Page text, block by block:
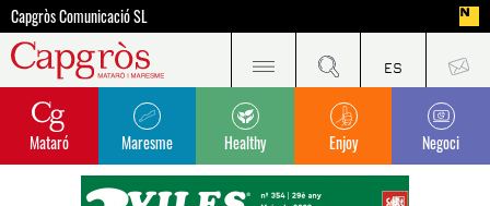
Capgròs Comunicació SL
Mataró Maresme Healthy Enjoy Negoci